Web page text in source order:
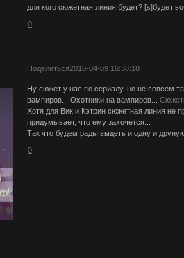
для кого сюжетная линия будет? [s]будет
0
Поделиться2010-04-09 16:38:18
Ну сюжет у нас по сериалу, но не совсем
вампиров... Охотники на вампиров...
Хотя для Вик и Кэтрин сюжетная линия не
придумывает, что ему захочется...
Так что будем рады выдеть и одну и
0